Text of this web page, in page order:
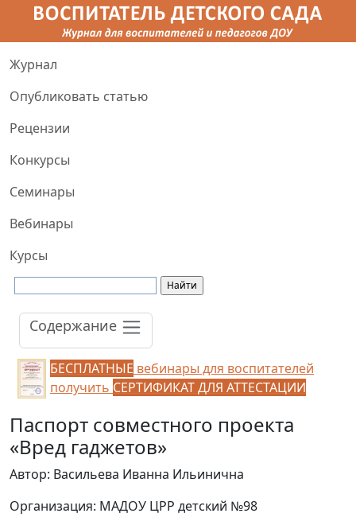
Журнал
Опубликовать статью
Рецензии
Конкурсы
Семинары
Вебинары
Курсы
Содержание
БЕСПЛАТНЫЕ вебинары для воспитателей
получить СЕРТИФИКАТ ДЛЯ АТТЕСТАЦИИ
Паспорт совместного проекта
«Вред гаджетов»
Автор: Васильева Иванна Ильинична
Организация: МАДОУ ЦРР детский №98